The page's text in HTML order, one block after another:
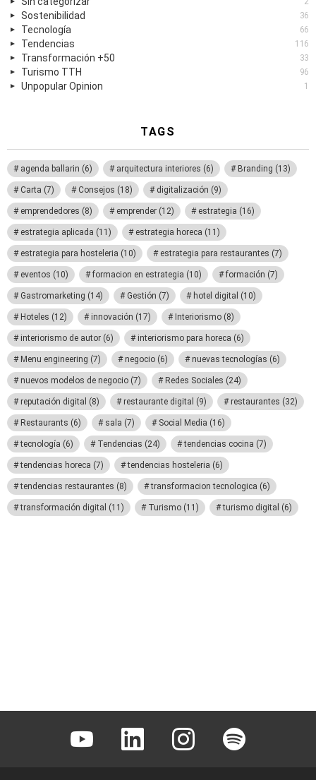
Sostenibilidad 36
Tecnología 66
Tendencias 116
Transformación +50 33
Turismo TTH 96
Unpopular Opinion 1
TAGS
agenda ballarin (6) arquitectura interiores (6) Branding (13)
Carta (7) Consejos (18) digitalización (9)
emprendedores (8) emprender (12) estrategia (16)
estrategia aplicada (11) estrategia horeca (11)
estrategia para hosteleria (10) estrategia para restaurantes (7)
eventos (10) formacion en estrategia (10) formación (7)
Gastromarketing (14) Gestión (7) hotel digital (10)
Hoteles (12) innovación (17) Interiorismo (8)
interiorismo de autor (6) interiorismo para horeca (6)
Menu engineering (7) negocio (6) nuevas tecnologías (6)
nuevos modelos de negocio (7) Redes Sociales (24)
reputación digital (8) restaurante digital (9) restaurantes (32)
Restaurants (6) sala (7) Social Media (16)
tecnología (6) Tendencias (24) tendencias cocina (7)
tendencias horeca (7) tendencias hosteleria (6)
tendencias restaurantes (8) transformacion tecnologica (6)
transformación digital (11) Turismo (11) turismo digital (6)
Youtube Linkedin Instagram Spotify